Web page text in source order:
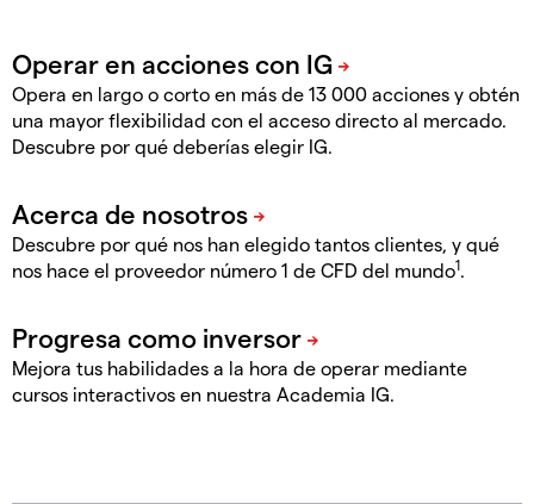
Opera en largo o corto en más de 13 000 acciones y obtén
una mayor flexibilidad con el acceso directo al mercado.
Descubre por qué deberías elegir IG.
Descubre por qué nos han elegido tantos clientes, y qué
nos hace el proveedor número 1 de CFD del mundo1.
Mejora tus habilidades a la hora de operar mediante
cursos interactivos en nuestra Academia IG.